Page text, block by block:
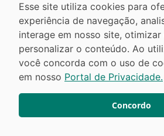
ENEM E VESTIBULAR
Fique por dentro de
2024
Últimos Artigos
Esse site utiliza cookies para
experiência de navegação,
interage em nosso site,
personalizar o conteúdo. Ao
você concorda com o uso de
em nosso Portal de Privacidade.
Concordo